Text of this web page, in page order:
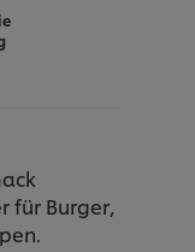
für Burger,